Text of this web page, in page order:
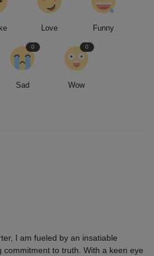
Love Funny
Sad
0
Wow
0
I am fueled by an insatiable
commitment to truth. With a keen eye